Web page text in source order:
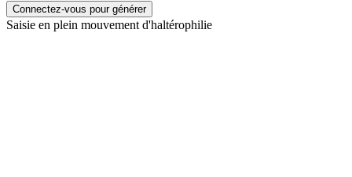
Connectez-vous pour générer
Saisie en plein mouvement d'haltérophilie